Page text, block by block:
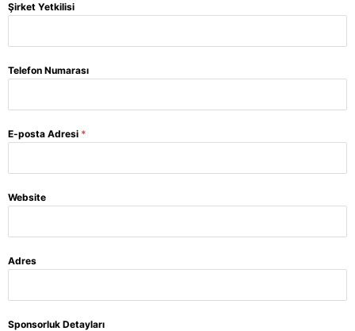
Şirket Yetkilisi
Telefon Numarası
E-posta Adresi *
Website
Adres
Sponsorluk Detayları